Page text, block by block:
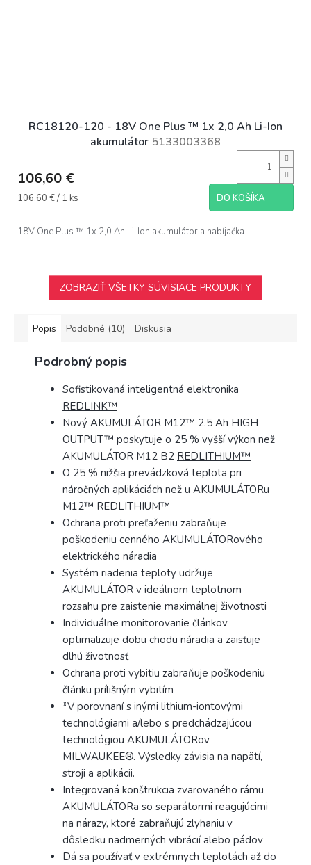
RC18120-120 - 18V One Plus ™ 1x 2,0 Ah Li-Ion
akumulátor 5133003368
106,60 €
Jednotková
106,60 € / 1 ks DO KOŠÍKA
18V One Plus ™ 1x 2,0 Ah Li-Ion akumulátor a nabíjačka
ZOBRAZIŤ VŠETKY SÚVISIACE PRODUKTY
Popis Podobné (10) Diskusia
Podrobný popis
Sofistikovaná inteligentná elektronika
REDLINK™
Nový AKUMULÁTOR M12™ 2.5 Ah HIGH
OUTPUT™ poskytuje o 25 % vyšší výkon než
AKUMULÁTOR M12 B2 REDLITHIUM™
O 25 % nižšia prevádzková teplota pri
náročných aplikáciách než u AKUMULÁTORu
M12™ REDLITHIUM™
Ochrana proti preťaženiu zabraňuje
poškodeniu cenného AKUMULÁTORového
elektrického náradia
Systém riadenia teploty udržuje
AKUMULÁTOR v ideálnom teplotnom
rozsahu pre zaistenie maximálnej životnosti
Individuálne monitorovanie článkov
optimalizuje dobu chodu náradia a zaisťuje
dlhú životnosť
Ochrana proti vybitiu zabraňuje poškodeniu
článku prílišným vybitím
*V porovnaní s inými lithium-iontovými
technológiami a/lebo s predchádzajúcou
technológiou AKUMULÁTORov
MILWAUKEE®. Výsledky závisia na napätí,
stroji a aplikácii.
Integrovaná konštrukcia zvarovaného rámu
AKUMULÁTORa so separátormi reagujúcimi
na nárazy, ktoré zabraňujú zlyhaniu v
dôsledku nadmerných vibrácií alebo pádov
Dá sa používať v extrémnych teplotách až do